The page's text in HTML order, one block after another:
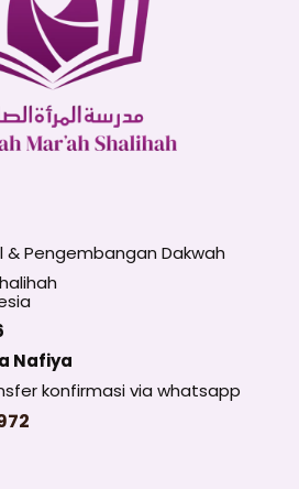
& Pengembangan Dakwah
Nafiya
konfirmasi via whatsapp